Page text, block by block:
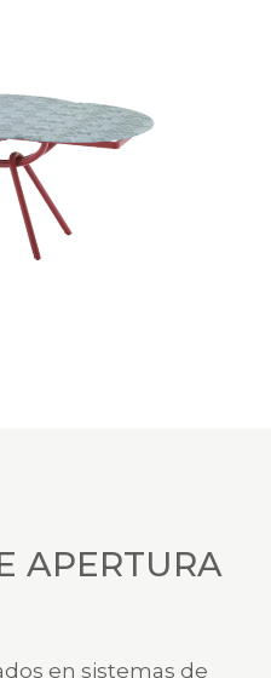
APERTURA
en sistemas de